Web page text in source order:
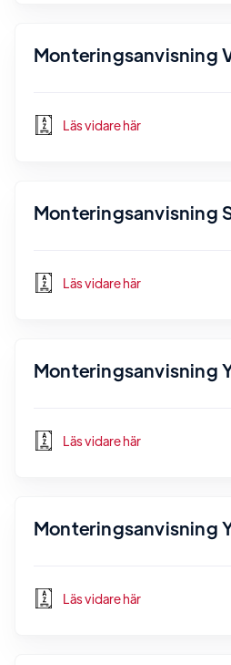
Monteringsanvisning
Läs vidare här
Monteringsanvisning
Läs vidare här
Monteringsanvisning
Läs vidare här
Monteringsanvisning
Läs vidare här